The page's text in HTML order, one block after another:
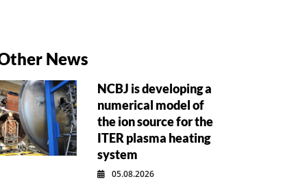
News
NCBJ is developing a
numerical model of
the ion source for the
ITER plasma heating
system
05.08.2026